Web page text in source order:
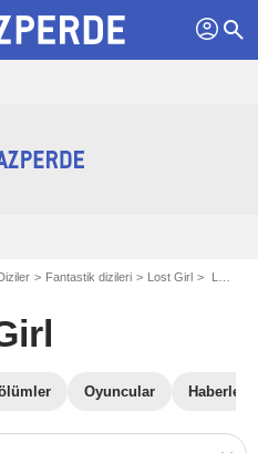
profil search
Fantastik dizileri Lost Girl Lost Girl fotoğraf galerisi
Oyuncular Haberler